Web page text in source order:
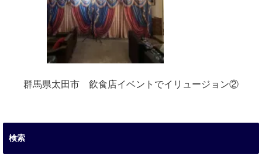
群馬県太田市 飲食店イベントでイリュージョン②
検索